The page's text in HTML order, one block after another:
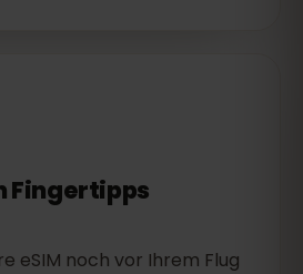
Fingertipps
eSIM noch vor Ihrem Flug